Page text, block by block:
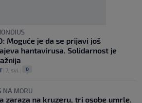
Moguće je da se prijavi još
hantavirusa. Solidarnost je
7. svi. 0
NA MORU
zaraza na kruzeru, tri osobe umrle.